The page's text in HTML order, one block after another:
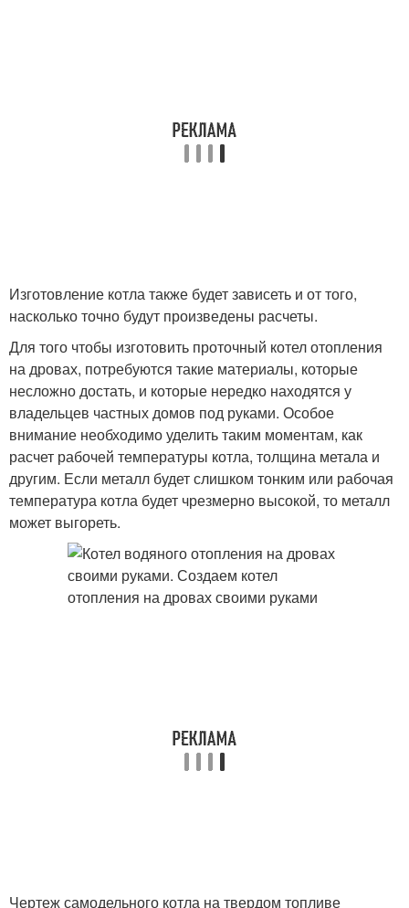
Изготовление котла также будет зависеть и от того,
насколько точно будут произведены расчеты.
Для того чтобы изготовить проточный котел отопления
на дровах, потребуются такие материалы, которые
несложно достать, и которые нередко находятся у
владельцев частных домов под руками. Особое
внимание необходимо уделить таким моментам, как
расчет рабочей температуры котла, толщина метала и
другим. Если металл будет слишком тонким или рабочая
температура котла будет чрезмерно высокой, то металл
может выгореть.
Чертеж самодельного котла на твердом топливе